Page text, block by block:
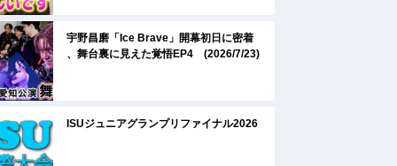
宇野昌磨「Ice Brave」開幕初日に密着
、舞台裏に見えた覚悟EP4 (2026/7/23)
ISUジュニアグランプリファイナル2026